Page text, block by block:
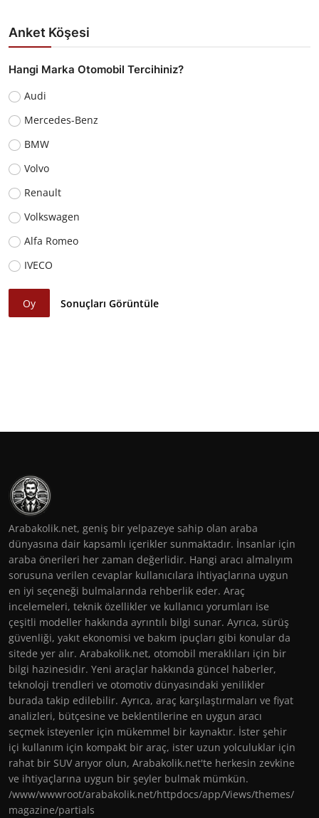
Anket Köşesi
Hangi Marka Otomobil Tercihiniz?
Audi
Mercedes-Benz
BMW
Volvo
Renault
Volkswagen
Alfa Romeo
IVECO
Oy Sonuçları Görüntüle
Arabakolik.net, geniş bir yelpazeye sahip olan araba
dünyasına dair kapsamlı içerikler sunmaktadır. İnsanlar için
araba önerileri her zaman değerlidir. Hangi aracı almalıyım
sorusuna verilen cevaplar kullanıcılara ihtiyaçlarına uygun
en iyi seçeneği bulmalarında rehberlik eder. Araç
incelemeleri, teknik özellikler ve kullanıcı yorumları ise
çeşitli modeller hakkında ayrıntılı bilgi sunar. Ayrıca, sürüş
güvenliği, yakıt ekonomisi ve bakım ipuçları gibi konular da
sitede yer alır. Arabakolik.net, otomobil meraklıları için bir
bilgi hazinesidir. Yeni araçlar hakkında güncel haberler,
teknoloji trendleri ve otomotiv dünyasındaki yenilikler
burada takip edilebilir. Ayrıca, araç karşılaştırmaları ve fiyat
analizleri, bütçesine ve beklentilerine en uygun aracı
seçmek isteyenler için mükemmel bir kaynaktır. İster şehir
içi kullanım için kompakt bir araç, ister uzun yolculuklar için
rahat bir SUV arıyor olun, Arabakolik.net'te herkesin zevkine
ve ihtiyaçlarına uygun bir şeyler bulmak mümkün.
/www/wwwroot/arabakolik.net/httpdocs/app/Views/themes/
magazine/partials